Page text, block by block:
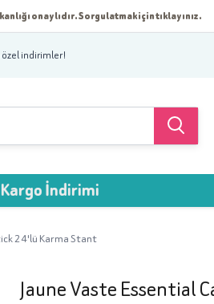
onaylıdır. Sorgulatmak için tıklayınız.
indirimler!
24'lü Karma Stant
Jaune Vaste Essential